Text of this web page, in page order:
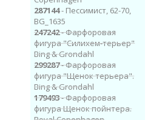
287144- Пессимист, 62-70,
BG_1635
247242- Фарфоровая
фигура "Силихем-терьер"
Bing & Grondahl
299287- Фарфоровая
фигура "Щенок терьера".
Bing & Grondahl
179493- Фарфоровая
фигура Щенок пойнтера.